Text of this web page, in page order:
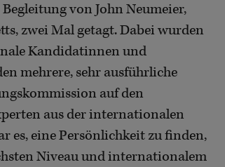
von John Neumeier,
zwei Mal getagt. Dabei wurden
Kandidatinnen und
mehrere, sehr ausführliche
auf den
aus der internationalen
es, eine Persönlichkeit zu finden,
Niveau und internationalem